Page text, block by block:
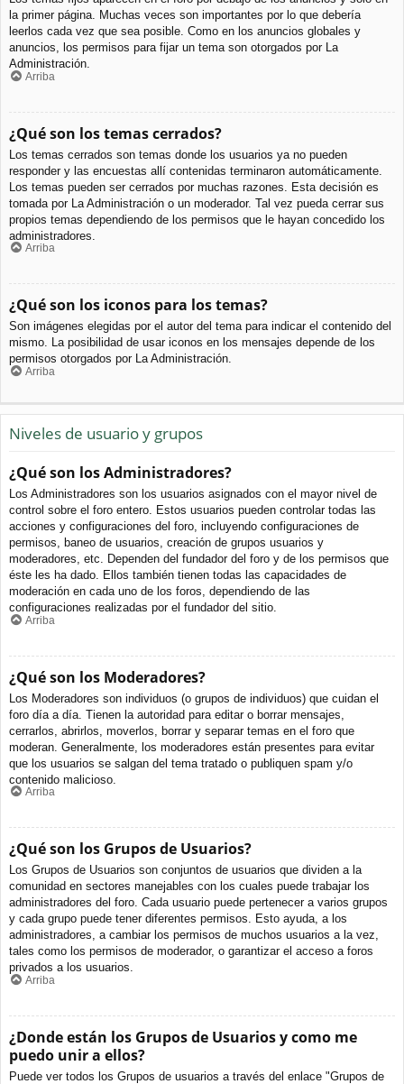
la primer página. Muchas veces son importantes por lo que debería
leerlos cada vez que sea posible. Como en los anuncios globales y
anuncios, los permisos para fijar un tema son otorgados por La
Administración.
Arriba
¿Qué son los temas cerrados?
Los temas cerrados son temas donde los usuarios ya no pueden
responder y las encuestas allí contenidas terminaron automáticamente.
Los temas pueden ser cerrados por muchas razones. Esta decisión es
tomada por La Administración o un moderador. Tal vez pueda cerrar sus
propios temas dependiendo de los permisos que le hayan concedido los
administradores.
Arriba
¿Qué son los iconos para los temas?
Son imágenes elegidas por el autor del tema para indicar el contenido del
mismo. La posibilidad de usar iconos en los mensajes depende de los
permisos otorgados por La Administración.
Arriba
Niveles de usuario y grupos
¿Qué son los Administradores?
Los Administradores son los usuarios asignados con el mayor nivel de
control sobre el foro entero. Estos usuarios pueden controlar todas las
acciones y configuraciones del foro, incluyendo configuraciones de
permisos, baneo de usuarios, creación de grupos usuarios y
moderadores, etc. Dependen del fundador del foro y de los permisos que
éste les ha dado. Ellos también tienen todas las capacidades de
moderación en cada uno de los foros, dependiendo de las
configuraciones realizadas por el fundador del sitio.
Arriba
¿Qué son los Moderadores?
Los Moderadores son individuos (o grupos de individuos) que cuidan el
foro día a día. Tienen la autoridad para editar o borrar mensajes,
cerrarlos, abrirlos, moverlos, borrar y separar temas en el foro que
moderan. Generalmente, los moderadores están presentes para evitar
que los usuarios se salgan del tema tratado o publiquen spam y/o
contenido malicioso.
Arriba
¿Qué son los Grupos de Usuarios?
Los Grupos de Usuarios son conjuntos de usuarios que dividen a la
comunidad en sectores manejables con los cuales puede trabajar los
administradores del foro. Cada usuario puede pertenecer a varios grupos
y cada grupo puede tener diferentes permisos. Esto ayuda, a los
administradores, a cambiar los permisos de muchos usuarios a la vez,
tales como los permisos de moderador, o garantizar el acceso a foros
privados a los usuarios.
Arriba
¿Donde están los Grupos de Usuarios y como me
puedo unir a ellos?
Puede ver todos los Grupos de usuarios a través del enlace "Grupos de